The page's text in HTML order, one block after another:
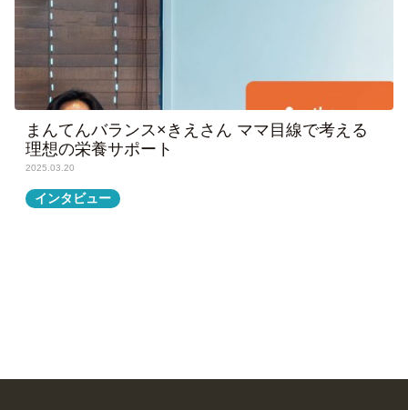
まんてんバランス×きえさん ママ目線で考える
理想の栄養サポート
2025.03.20
インタビュー